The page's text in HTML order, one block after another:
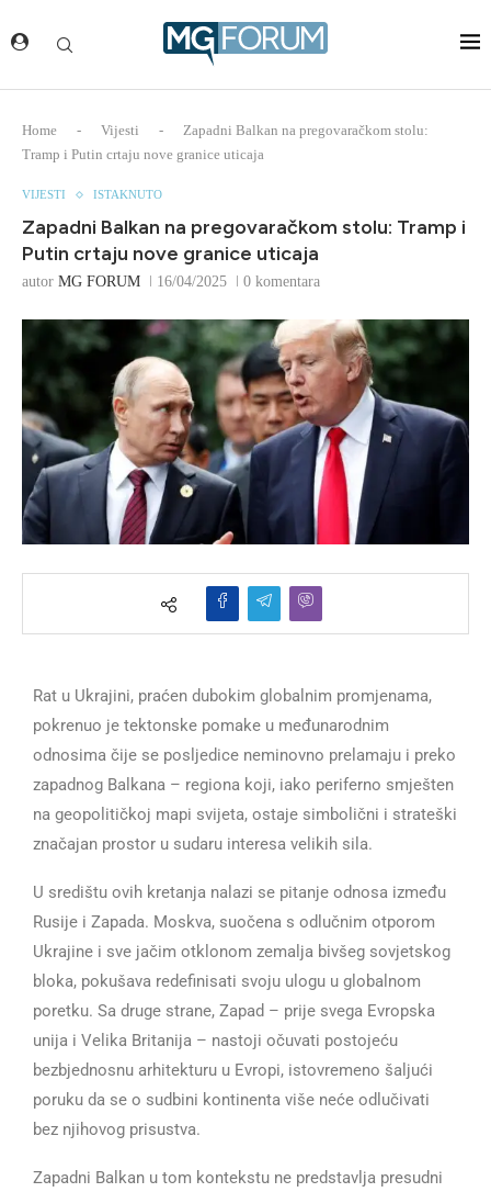
Home - Vijesti -
Zapadni Balkan na pregovaračkom stolu:
Tramp i Putin crtaju nove granice uticaja
VIJESTI ISTAKNUTO
Zapadni Balkan na pregovaračkom stolu: Tramp i
Putin crtaju nove granice uticaja
autor MG FORUM 16/04/2025 0 komentara
Rat u Ukrajini, praćen dubokim globalnim promjenama,
pokrenuo je tektonske pomake u međunarodnim
odnosima čije se posljedice neminovno prelamaju i preko
zapadnog Balkana – regiona koji, iako periferno smješten
na geopolitičkoj mapi svijeta, ostaje simbolični i strateški
značajan prostor u sudaru interesa velikih sila.
U središtu ovih kretanja nalazi se pitanje odnosa između
Rusije i Zapada. Moskva, suočena s odlučnim otporom
Ukrajine i sve jačim otklonom zemalja bivšeg sovjetskog
bloka, pokušava redefinisati svoju ulogu u globalnom
poretku. Sa druge strane, Zapad – prije svega Evropska
unija i Velika Britanija – nastoji očuvati postojeću
bezbjednosnu arhitekturu u Evropi, istovremeno šaljući
poruku da se o sudbini kontinenta više neće odlučivati
bez njihovog prisustva.
Zapadni Balkan u tom kontekstu ne predstavlja presudni